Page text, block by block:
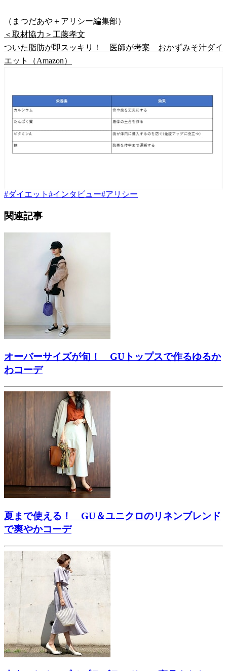
（まつだあや＋アリシー編集部）
＜取材協力＞工藤孝文
ついた脂肪が即スッキリ！ 医師が考案 おかずみそ汁ダイ
エット（Amazon）
#ダイエット #インタビュー#アリシー
関連記事
オーバーサイズが旬！ GUトップスで作るゆるか
わコーデ
夏まで使える！ GU＆ユニクロのリネンブレンド
で爽やかコーデ